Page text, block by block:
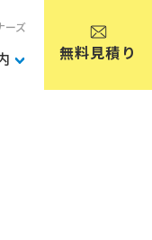
ーズ
無料見積り